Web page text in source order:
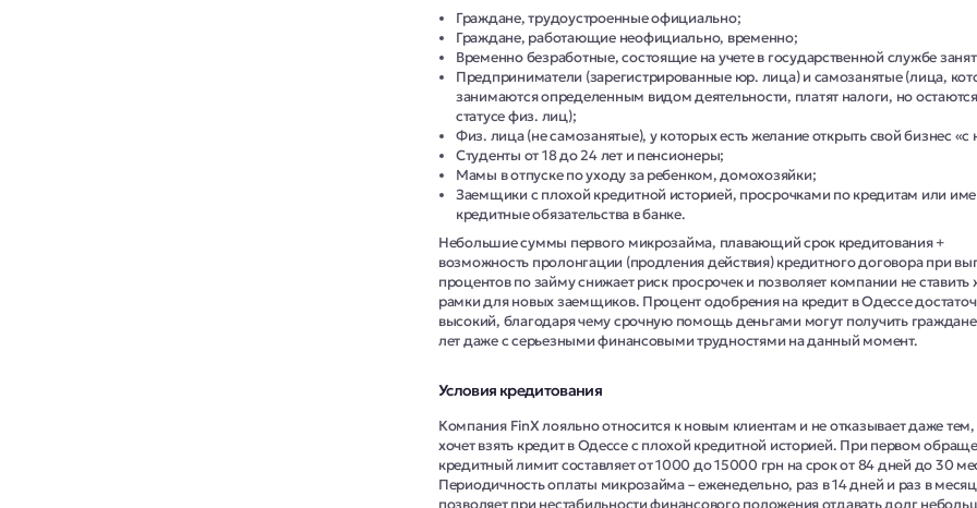
Граждане, трудоустроенные официально;
Граждане, работающие неофициально, временно;
Временно безработные, состоящие на учете в государственной службе
Предприниматели (зарегистрированные юр. лица) и самозанятые (лица,
занимаются определенным видом деятельности, платят налоги, но
статусе физ. лиц);
Физ. лица (не самозанятые), у которых есть желание открыть свой бизнес «с
Студенты от 18 до 24 лет и пенсионеры;
Мамы в отпуске по уходу за ребенком, домохозяйки;
Заемщики с плохой кредитной историей, просрочками по кредитам или
кредитные обязательства в банке.
Небольшие суммы первого микрозайма, плавающий срок кредитования +
возможность пролонгации (продления действия) кредитного договора при
процентов по займу снижает риск просрочек и позволяет компании не ставить
рамки для новых заемщиков. Процент одобрения на кредит в Одессе
высокий, благодаря чему срочную помощь деньгами могут получить граждане
лет даже с серьезными финансовыми трудностями на данный момент.
Условия кредитования
Компания FinX лояльно относится к новым клиентам и не отказывает даже тем,
хочет взять кредит в Одессе с плохой кредитной историей. При первом
кредитный лимит составляет от 1000 до 15000 грн на срок от 84 дней до 30
Периодичность оплаты микрозайма – еженедельно, раз в 14 дней и раз в
позволяет при нестабильности финансового положения отдавать долг